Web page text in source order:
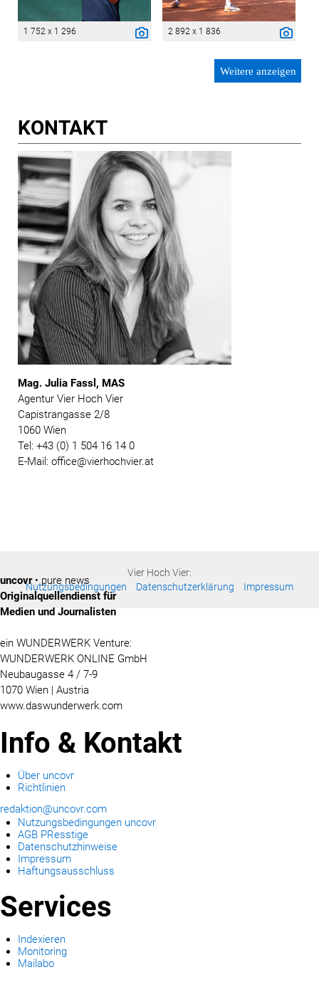
1 752 x 1 296 2 892 x 1 836
Weitere anzeigen
KONTAKT
Mag. Julia Fassl, MAS
Agentur Vier Hoch Vier
Capistrangasse 2/8
1060 Wien
Tel: +43 (0) 1 504 16 14 0
E-Mail: office@vierhochvier.at
Vier Hoch Vier:
Nutzungsbedingungen
Datenschutzerklärung Impressum
uncovr• pure news
Originalquellendienst für
Medien und Journalisten
ein WUNDERWERK Venture:
WUNDERWERK ONLINE GmbH
Neubaugasse 4 / 7-9
1070 Wien | Austria
www.daswunderwerk.com
Info & Kontakt
Über uncovr
Richtlinien
redaktion@uncovr.com
Nutzungsbedingungen uncovr
AGB PResstige
Datenschutzhinweise
Impressum
Haftungsausschluss
Services
Indexieren
Monitoring
Mailabo